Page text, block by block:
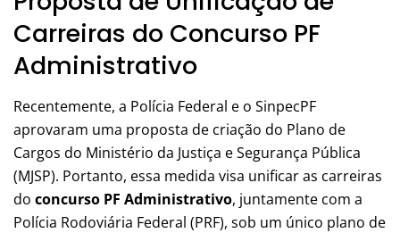
Carreiras do Concurso PF
Administrativo
Recentemente, a Polícia Federal e o SinpecPF
aprovaram uma proposta de criação do Plano de
Cargos do Ministério da Justiça e Segurança Pública
(MJSP). Portanto, essa medida visa unificar as carreiras
do concurso PF Administrativo, juntamente com a
Polícia Rodoviária Federal (PRF), sob um único plano de